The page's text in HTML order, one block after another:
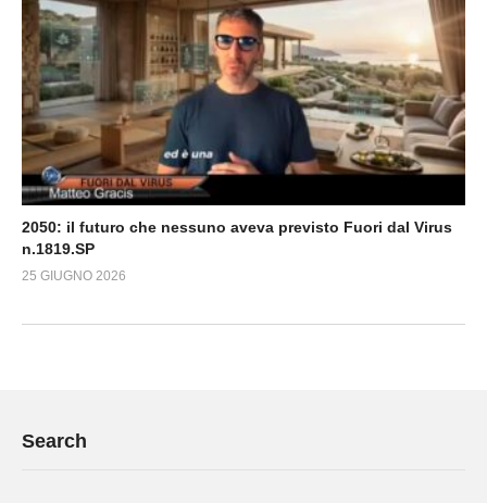
2050: il futuro che nessuno aveva previsto Fuori dal Virus
n.1819.SP
25 GIUGNO 2026
Search